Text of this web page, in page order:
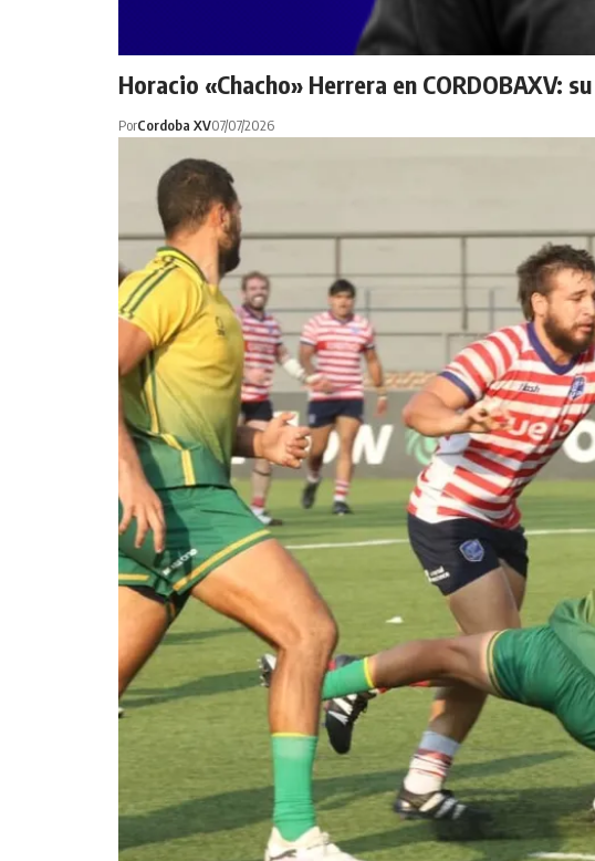
Horacio «Chacho» Herrera en CORDOBAXV:
PorCordoba XV07/07/2026